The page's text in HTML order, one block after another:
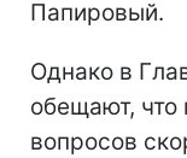
Папировый.
Однако в
обещают, что
вопросов